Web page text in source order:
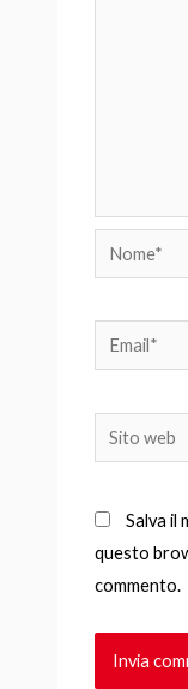
Nome*
Email*
Sito
web
Salva il
questo
commento.